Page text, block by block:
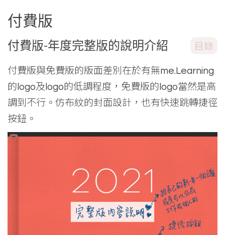
付費版
付費版-年度完整版的說明介紹 目錄
付費版與免費版的版面差別在於有無me.Learning
的logo及logo的低調程度，免費版的logo當然是高
調到不行。仿布紋的封面設計，也有快速跳轉捷徑
按鈕。